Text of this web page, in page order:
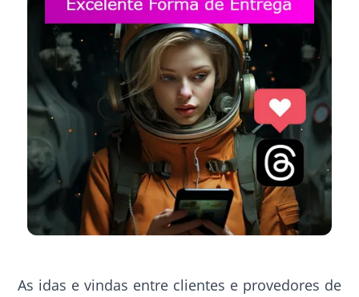
As idas e vindas entre clientes e provedores de